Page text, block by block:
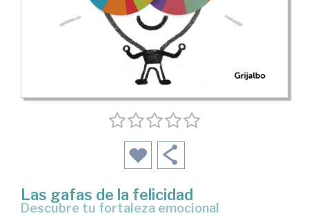
Las gafas de la felicidad
descubre tu fortaleza emocional